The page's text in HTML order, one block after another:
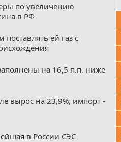
по увеличению
в РФ
поставлять ей газ с
на 16,5 п.п. ниже
вырос на 23,9%, импорт -
в России СЭС